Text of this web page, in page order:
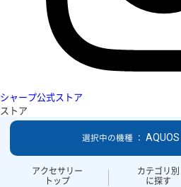
シャープ公式ストア
ストア
アクセサリー
トップ
カテゴリ別
に探す
選択中の機種 ：